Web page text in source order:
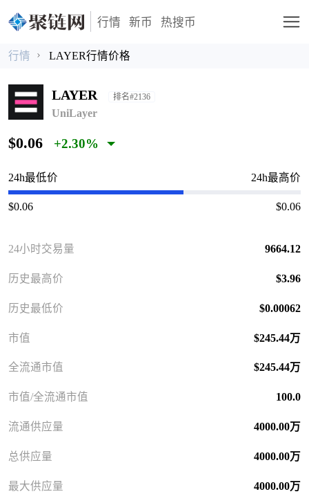
行情 新币 热搜币
行情 LAYER行情价格
LAYER 排名#2136
UniLayer
$0.06 +2.30%
24h最低价 24h最高价
$0.06 $0.06
24小时交易量 9664.12
历史最高价 $3.96
历史最低价 $0.00062
市值 $245.44万
全流通市值 $245.44万
市值/全流通市值 100.0
流通供应量 4000.00万
总供应量 4000.00万
最大供应量
4000.00万